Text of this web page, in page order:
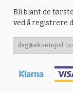
Bli blant de
ved å registrere